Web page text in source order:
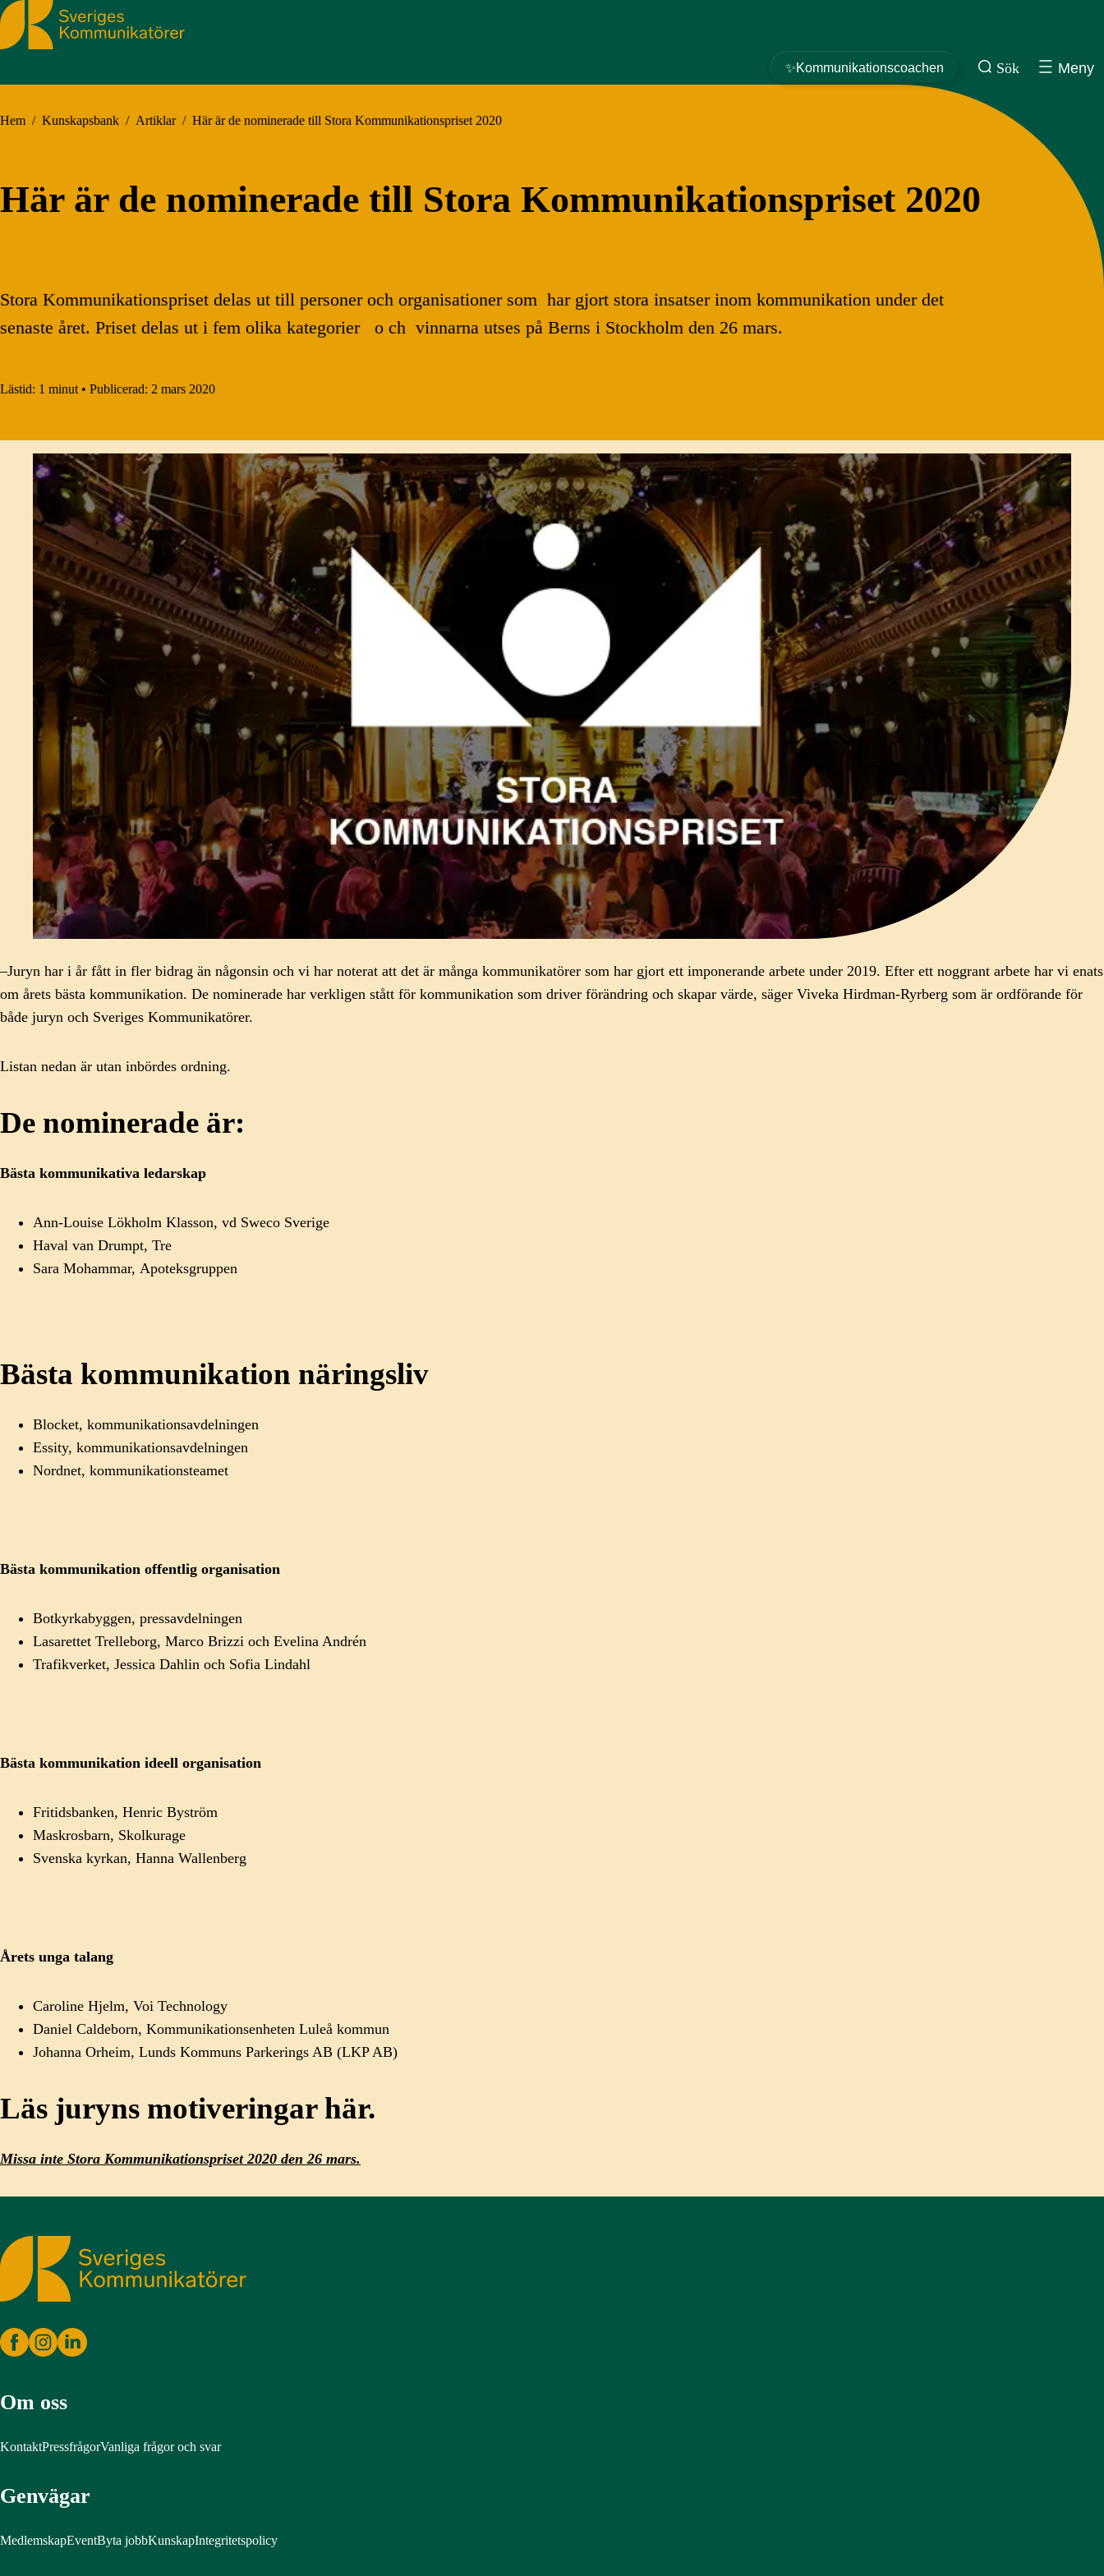
Sveriges Kommunikatörer
✨Kommunikationscoachen Sök Meny
Hem / Kunskapsbank / Artiklar / Här är de nominerade till Stora Kommunikationspriset 2020
Här är de nominerade till Stora Kommunikationspriset 2020
Stora Kommunikationspriset delas ut till personer och organisationer som har gjort stora insatser inom kommunikation under det
senaste året. Priset delas ut i fem olika kategorier o ch vinnarna utses på Berns i Stockholm den 26 mars.
Lästid: 1 minut • Publicerad: 2 mars 2020
–Juryn har i år fått in fler bidrag än någonsin och vi har noterat att det är många kommunikatörer som har gjort ett imponerande arbete under 2019. Efter ett noggrant arbete har vi enats
om årets bästa kommunikation. De nominerade har verkligen stått för kommunikation som driver förändring och skapar värde, säger Viveka Hirdman-Ryrberg som är ordförande för
både juryn och Sveriges Kommunikatörer.
Listan nedan är utan inbördes ordning.
De nominerade är:
Bästa kommunikativa ledarskap
Ann-Louise Lökholm Klasson, vd Sweco Sverige
Haval van Drumpt, Tre
Sara Mohammar, Apoteksgruppen
Bästa kommunikation näringsliv
Blocket, kommunikationsavdelningen
Essity, kommunikationsavdelningen
Nordnet, kommunikationsteamet
Bästa kommunikation offentlig organisation
Botkyrkabyggen, pressavdelningen
Lasarettet Trelleborg, Marco Brizzi och Evelina Andrén
Trafikverket, Jessica Dahlin och Sofia Lindahl
Bästa kommunikation ideell organisation
Fritidsbanken, Henric Byström
Maskrosbarn, Skolkurage
Svenska kyrkan, Hanna Wallenberg
Årets unga talang
Caroline Hjelm, Voi Technology
Daniel Caldeborn, Kommunikationsenheten Luleå kommun
Johanna Orheim, Lunds Kommuns Parkerings AB (LKP AB)
Läs juryns motiveringar här.
Missa inte Stora Kommunikationspriset 2020 den 26 mars.
Sveriges Kommunikatörer
Om oss
KontaktPressfrågorVanliga frågor och svar
Genvägar
MedlemskapEventByta jobbKunskapIntegritetspolicy